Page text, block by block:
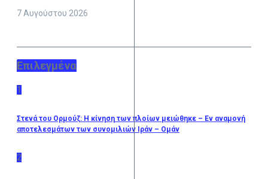
7 Αυγούστου 2026
Επιλεγμένα
1
Στενά του Ορμούζ: Η κίνηση των πλοίων μειώθηκε – Εν αναμονή
αποτελεσμάτων των συνομιλιών Ιράν – Ομάν
2